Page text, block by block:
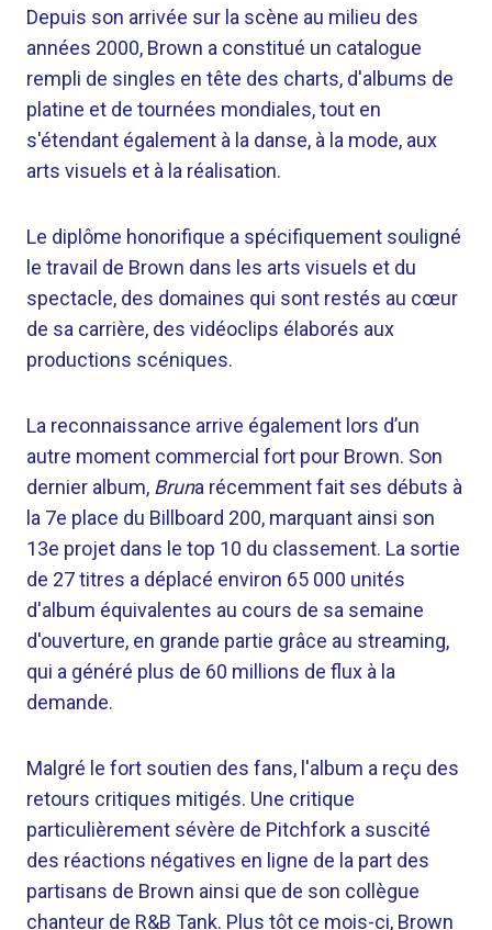
Depuis son arrivée sur la scène au milieu des
années 2000, Brown a constitué un catalogue
rempli de singles en tête des charts, d'albums de
platine et de tournées mondiales, tout en
s'étendant également à la danse, à la mode, aux
arts visuels et à la réalisation.
Le diplôme honorifique a spécifiquement souligné
le travail de Brown dans les arts visuels et du
spectacle, des domaines qui sont restés au cœur
de sa carrière, des vidéoclips élaborés aux
productions scéniques.
La reconnaissance arrive également lors d’un
autre moment commercial fort pour Brown. Son
dernier album, Bruna récemment fait ses débuts à
la 7e place du Billboard 200, marquant ainsi son
13e projet dans le top 10 du classement. La sortie
de 27 titres a déplacé environ 65 000 unités
d'album équivalentes au cours de sa semaine
d'ouverture, en grande partie grâce au streaming,
qui a généré plus de 60 millions de flux à la
demande.
Malgré le fort soutien des fans, l'album a reçu des
retours critiques mitigés. Une critique
particulièrement sévère de Pitchfork a suscité
des réactions négatives en ligne de la part des
partisans de Brown ainsi que de son collègue
chanteur de R&B Tank. Plus tôt ce mois-ci, Brown